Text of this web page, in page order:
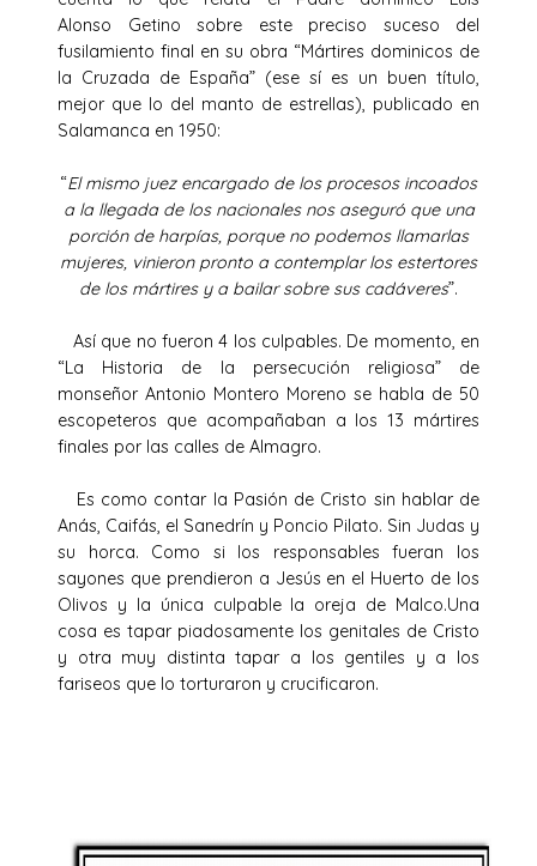
Alonso Getino sobre este preciso suceso del
fusilamiento final en su obra “Mártires dominicos de
la Cruzada de España” (ese sí es un buen título,
mejor que lo del manto de estrellas), publicado en
Salamanca en 1950:
“El mismo juez encargado de los procesos incoados
a la llegada de los nacionales nos aseguró que una
porción de harpías, porque no podemos llamarlas
mujeres, vinieron pronto a contemplar los estertores
de los mártires y a bailar sobre sus cadáveres”.
Así que no fueron 4 los culpables. De momento, en
“La Historia de la persecución religiosa” de
monseñor Antonio Montero Moreno se habla de 50
escopeteros que acompañaban a los 13 mártires
finales por las calles de Almagro.
Es como contar la Pasión de Cristo sin hablar de
Anás, Caifás, el Sanedrín y Poncio Pilato. Sin Judas y
su horca. Como si los responsables fueran los
sayones que prendieron a Jesús en el Huerto de los
Olivos y la única culpable la oreja de Malco.Una
cosa es tapar piadosamente los genitales de Cristo
y otra muy distinta tapar a los gentiles y a los
fariseos que lo torturaron y crucificaron.